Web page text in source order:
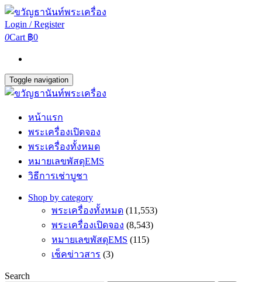
Login / Register
0Cart ฿0
Toggle navigation
หน้าแรก
พระเครื่องเปิดจอง
พระเครื่องทั้งหมด
หมายเลขพัสดุEMS
วิธีการเช่าบูชา
Shop by category
พระเครื่องทั้งหมด (11,553)
พระเครื่องเปิดจอง (8,543)
หมายเลขพัสดุEMS (115)
เช็คข่าวสาร (3)
Search